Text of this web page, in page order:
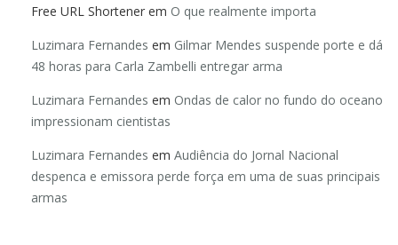
Free URL Shortener em O que realmente importa
Luzimara Fernandes em Gilmar Mendes suspende porte e dá
48 horas para Carla Zambelli entregar arma
Luzimara Fernandes em Ondas de calor no fundo do oceano
impressionam cientistas
Luzimara Fernandes em Audiência do Jornal Nacional
despenca e emissora perde força em uma de suas principais
armas